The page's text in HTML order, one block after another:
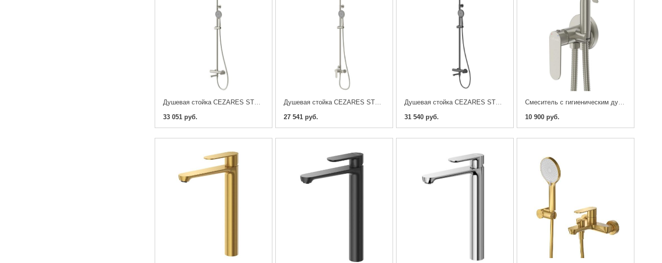
Душевая стойка CEZARES STYLUS-CVD-IN , сатин
33 051 руб.
Душевая стойка CEZARES STYLUS-CD-IN , сатин
27 541 руб.
Душевая стойка CEZARES STYLUS-CVD-NOP , Черный матовый
31 540 руб.
Смеситель с гигиеническим душем CEZARES STYLUS-DIF-IN
10 900 руб.